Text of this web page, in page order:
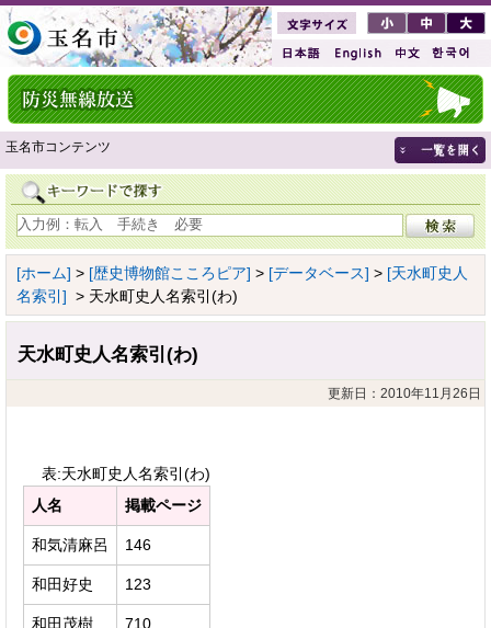
玉名市コンテンツ
[ホーム] > [歴史博物館こころピア] > [データベース] > [天水町史人
名索引] > 天水町史人名索引(わ)
天水町史人名索引(わ)
更新日：2010年11月26日
表:天水町史人名索引(わ)
人名
掲載ページ
和気清麻呂 146
和田好史 123
和田茂樹 710